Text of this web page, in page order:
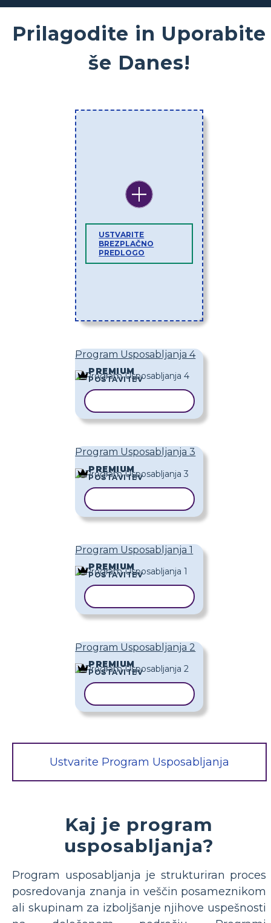
Prilagodite in Uporabite
še Danes!
USTVARITE
BREZPLAČNO
PREDLOGO
Program Usposabljanja 4
PREMIUM
POSTAVITEV
Program Usposabljanja 3
PREMIUM
POSTAVITEV
Program Usposabljanja 1
PREMIUM
POSTAVITEV
Program Usposabljanja 2
PREMIUM
POSTAVITEV
Ustvarite Program Usposabljanja
Kaj je program
usposabljanja?
Program usposabljanja je strukturiran proces
posredovanja znanja in veščin posameznikom
ali skupinam za izboljšanje njihove uspešnosti